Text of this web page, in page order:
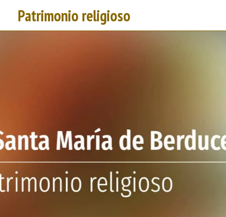
Patrimonio religioso